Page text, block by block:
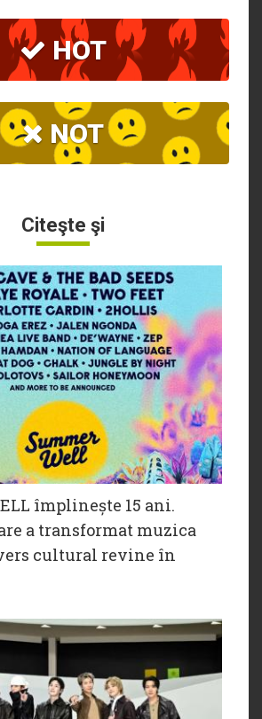
HOT
NOT
Citeşte şi
împlinește 15 ani.
a transformat muzica
cultural revine în